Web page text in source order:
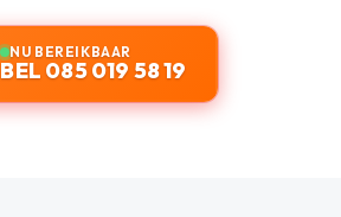
NU BEREIKBAAR
BEL 085 019 58 19